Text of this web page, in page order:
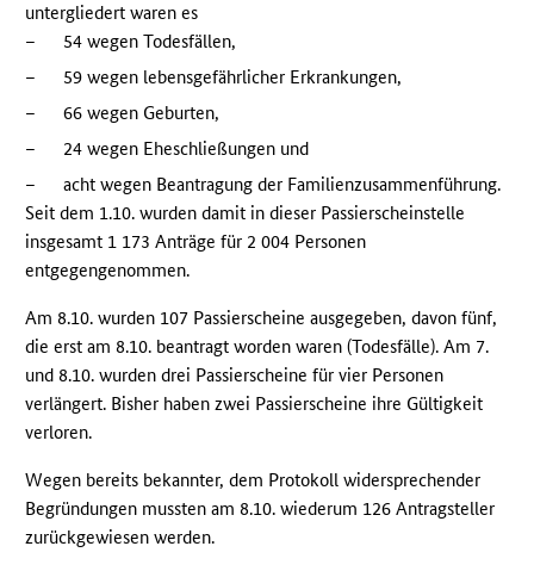
untergliedert waren es
–
54 wegen Todesfällen,
–
59 wegen lebensgefährlicher Erkrankungen,
–
66 wegen Geburten,
–
24 wegen Eheschließungen und
–
acht wegen Beantragung der Familienzusammenführung.
Seit dem 1.10. wurden damit in dieser Passierscheinstelle
insgesamt 1 173 Anträge für 2 004 Personen
entgegengenommen.
Am 8.10. wurden 107 Passierscheine ausgegeben, davon fünf,
die erst am 8.10. beantragt worden waren (Todesfälle). Am 7.
und 8.10. wurden drei Passierscheine für vier Personen
verlängert. Bisher haben zwei Passierscheine ihre Gültigkeit
verloren.
Wegen bereits bekannter, dem Protokoll widersprechender
Begründungen mussten am 8.10. wiederum 126 Antragsteller
zurückgewiesen werden.